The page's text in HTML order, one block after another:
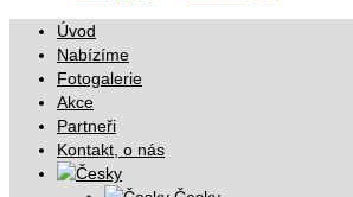
Úvod
Nabízíme
Fotogalerie
Akce
Partneři
Kontakt, o nás